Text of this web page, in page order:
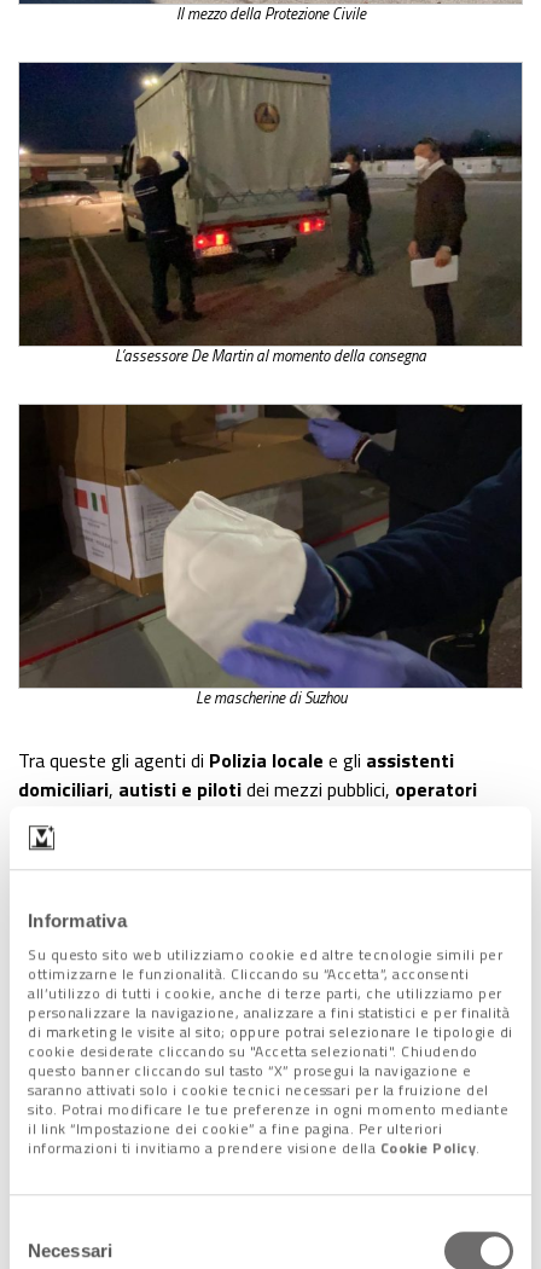
Informativa
Su questo sito web utilizziamo cookie ed altre tecnologie simili per
ottimizzarne le funzionalità. Cliccando su “Accetta”, acconsenti
all’utilizzo di tutti i cookie, anche di terze parti, che utilizziamo per
personalizzare la navigazione, analizzare a fini statistici e per finalità
di marketing le visite al sito; oppure potrai selezionare le tipologie di
cookie desiderate cliccando su "Accetta selezionati". Chiudendo
questo banner cliccando sul tasto “X” prosegui la navigazione e
saranno attivati solo i cookie tecnici necessari per la fruizione del
sito. Potrai modificare le tue preferenze in ogni momento mediante
il link “Impostazione dei cookie” a fine pagina. Per ulteriori
informazioni ti invitiamo a prendere visione della Cookie Policy.
delNecessari
Il mezzo della Protezione Civile
L’assessore De Martin al momento della consegna
Le mascherine di Suzhou
Tra queste gli agenti di Polizia locale e gli assistenti
domiciliari, autisti e pilotidei mezzi pubblici, operatori
ecologici
Comune e della Città Metropolitana
termini, che mettono a rischio ogni giorno la propria salute per
servizi minimi essenziali.
Solidarietà e vicinanza tra
Venezia e Suzhou
I ringraziamenti non sono tardati . “Grazie a nome di tutta la
Città di Venezia e mio personale per questo importantissimo e
molto significativo gesto di
sua e di tutto il popolo cinese. -ha scritto in una lettera
indirizzata al sindaco Li Yaping il primo cittadino di Venezia
Luigi Brugnaro -In questo momento di grande difficoltà e